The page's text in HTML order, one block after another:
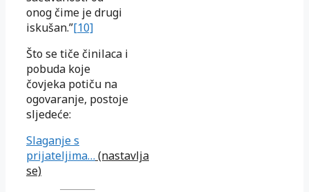
onog čime je drugi
iskušan.”[10]
Što se tiče činilaca i
pobuda koje
čovjeka potiču na
ogovaranje, postoje
sljedeće:
Slaganje s
prijateljima… (nastavlja
se)